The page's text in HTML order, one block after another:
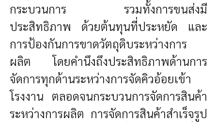
กระบวนการ รวมทั้งการขนส่งมี
ประสิทธิภาพ ด้วยต้นทุนที่ประหยัด และ
การป้องกันการขาดวัตถุดิบระหว่างการ
ผลิต โดยคำนึงถึงประสิทธิภาพด้านการ
จัดการทุกด้านระหว่างการจัดคิวอ้อยเข้า
โรงงาน ตลอดจนกระบวนการจัดการสินค้า
ระหว่างการผลิต การจัดการสินค้าสำเร็จรูป